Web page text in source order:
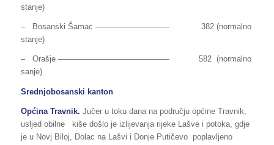
stanje)
– Bosanski Šamac —————————- 382 (normalno
stanje)
– Orašje —————————————— 582 (normalno
sanje).
Srednjobosanski kanton
Općina Travnik. Jučer u toku dana na području općine Travnik,
usljed obilne kiše došlo je izlijevanja rijeke Lašve i potoka, gdje
je u Novj Biloj, Dolac na Lašvi i Donje Putičevo poplavljeno